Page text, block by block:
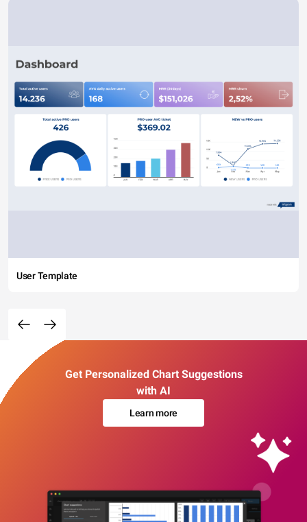
User Template
Get Personalized Chart Suggestions
with AI
Learn more